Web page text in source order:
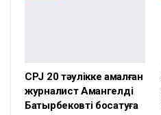
CPJ 20 тәулікке қамалған
журналист Амангелді
Батырбековті босатуға